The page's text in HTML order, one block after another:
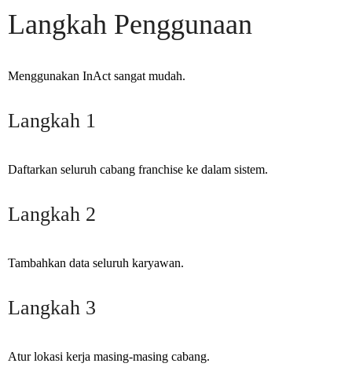
Langkah Penggunaan
Menggunakan InAct sangat mudah.
Langkah 1
Daftarkan seluruh cabang franchise ke dalam sistem.
Langkah 2
Tambahkan data seluruh karyawan.
Langkah 3
Atur lokasi kerja masing-masing cabang.